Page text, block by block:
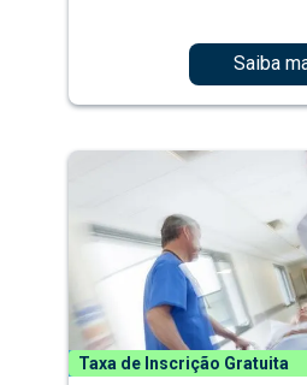
Saiba
Taxa de Inscrição Gratuita